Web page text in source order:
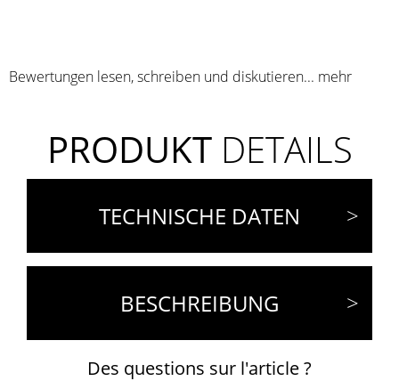
Bewertungen lesen, schreiben und diskutieren... mehr
PRODUKTDETAILS
TECHNISCHE DATEN
BESCHREIBUNG
Des questions sur l'article ?